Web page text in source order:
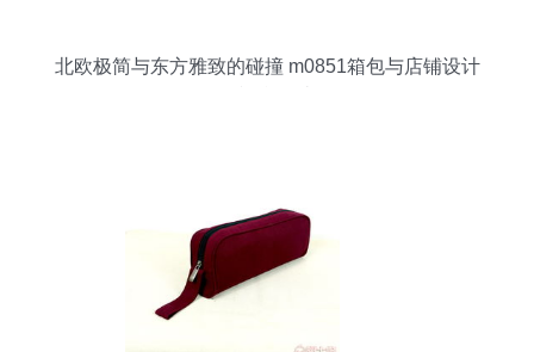
北欧极简与东方雅致的碰撞 m0851箱包与店铺设计